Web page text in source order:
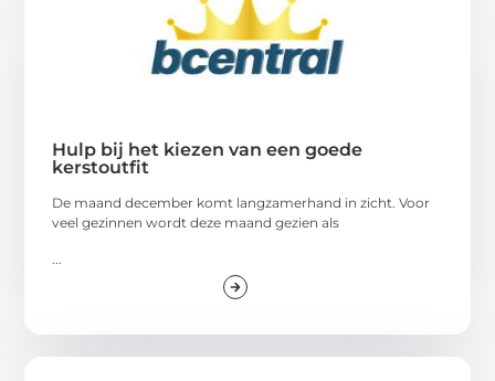
Hulp bij het kiezen van een goede
kerstoutfit
De maand december komt langzamerhand in zicht. Voor
veel gezinnen wordt deze maand gezien als